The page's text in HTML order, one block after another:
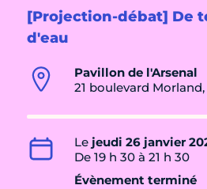
[Projection-débat] De
d'eau
Pavillon de l'Arsenal
21 boulevard
Le jeudi 26 janvier
De 19 h 30 à 21 h 30
Évènement terminé